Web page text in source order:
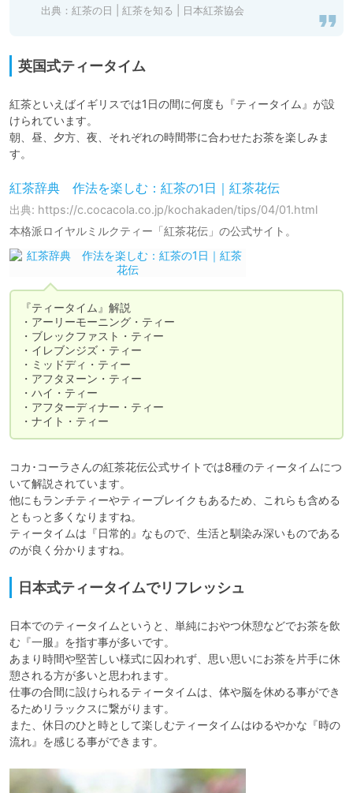
出典： 紅茶の日 | 紅茶を知る | 日本紅茶協会
英国式ティータイム
紅茶といえばイギリスでは1日の間に何度も『ティータイム』が設
けられています。
朝、昼、夕方、夜、それぞれの時間帯に合わせたお茶を楽しみま
紅茶辞典 作法を楽しむ：紅茶の1日｜紅茶花伝
出典: https://c.cocacola.co.jp/kochakaden/tips/04/01.html
本格派ロイヤルミルクティー「紅茶花伝」の公式サイト。
『ティータイム』解説
・アーリーモーニング・ティー
・ブレックファスト・ティー
・イレブンジズ・ティー
・ミッドディ・ティー
・アフタヌーン・ティー
・ハイ・ティー
・アフターディナー・ティー
・ナイト・ティー
コカ･コーラさんの紅茶花伝公式サイトでは8種のティータイムにつ
いて解説されています。
他にもランチティーやティーブレイクもあるため、これらも含める
ともっと多くなりますね。
ティータイムは『日常的』なもので、生活と馴染み深いものである
のが良く分かりますね。
日本式ティータイムでリフレッシュ
日本でのティータイムというと、単純におやつ休憩などでお茶を飲
む『一服』を指す事が多いです。
あまり時間や堅苦しい様式に囚われず、思い思いにお茶を片手に休
憩される方が多いと思われます。
仕事の合間に設けられるティータイムは、体や脳を休める事ができ
るためリラックスに繋がります。
また、休日のひと時として楽しむティータイムはゆるやかな『時の
流れ』を感じる事ができます。